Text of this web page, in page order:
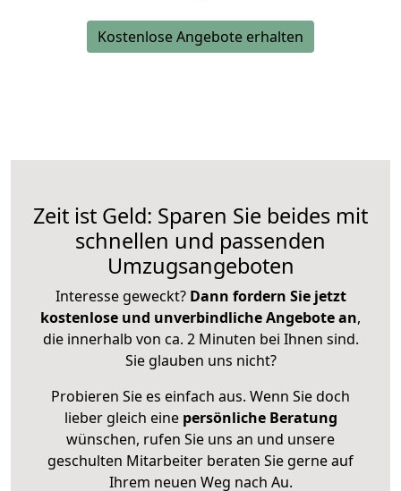
Kostenlose Angebote erhalten
Zeit ist Geld: Sparen Sie beides mit
schnellen und passenden
Umzugsangeboten
Interesse geweckt? Dann fordern Sie jetzt
kostenlose und unverbindliche Angebote an,
die innerhalb von ca. 2 Minuten bei Ihnen sind.
Sie glauben uns nicht?
Probieren Sie es einfach aus. Wenn Sie doch
lieber gleich eine persönliche Beratung
wünschen, rufen Sie uns an und unsere
geschulten Mitarbeiter beraten Sie gerne auf
Ihrem neuen Weg nach Au.